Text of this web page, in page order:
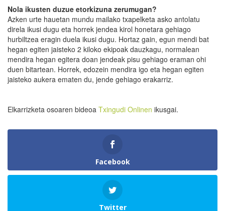
Nola ikusten duzue etorkizuna zerumugan?
Azken urte hauetan mundu mailako txapelketa asko antolatu
direla ikusi dugu eta horrek jendea kirol honetara gehiago
hurbiltzea eragin duela ikusi dugu. Hortaz gain, egun mendi bat
hegan egiten jaisteko 2 kiloko ekipoak dauzkagu, normalean
mendira hegan egitera doan jendeak pisu gehiago eraman ohi
duen bitartean. Horrek, edozein mendira igo eta hegan egiten
jaisteko aukera ematen du, jende gehiago erakarriz.
Elkarrizketa osoaren bideoa Txingudi Onlinen ikusgai.
Facebook
Twitter